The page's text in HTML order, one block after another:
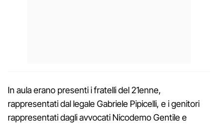
In aula erano presenti i fratelli del 21enne,
rappresentati dal legale Gabriele Pipicelli, e i genitori
rappresentati dagli avvocati Nicodemo Gentile e